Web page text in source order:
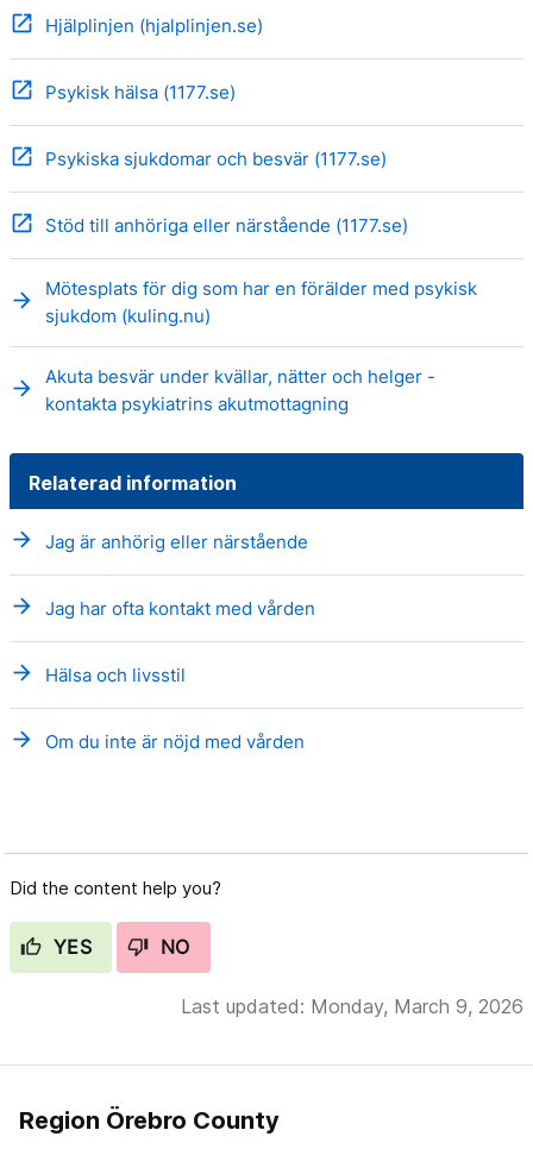
open_in_new Hjälplinjen (hjalplinjen.se)
open_in_new Psykisk hälsa (1177.se)
open_in_new Psykiska sjukdomar och besvär (1177.se)
open_in_new Stöd till anhöriga eller närstående (1177.se)
arrow_forward
Mötesplats för dig som har en förälder med psykisk
sjukdom (kuling.nu)
arrow_forward
Akuta besvär under kvällar, nätter och helger -
kontakta psykiatrins akutmottagning
Relaterad information
arrow_forward Jag är anhörig eller närstående
arrow_forward Jag har ofta kontakt med vården
arrow_forward Hälsa och livsstil
arrow_forward Om du inte är nöjd med vården
Did the content help you?
YES NO
Last updated: Monday, March 9, 2026
Region Örebro County